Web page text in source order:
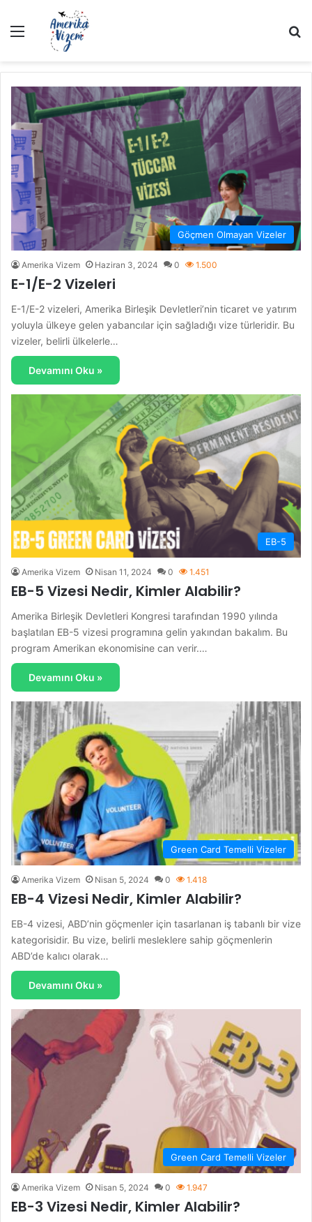
Menü
Göçmen Olmayan Vizeler
Amerika Vizem Haziran 3, 2024 0 1.500
E-1/E-2 Vizeleri
E-1/E-2 vizeleri, Amerika Birleşik Devletleri’nin ticaret ve yatırım
yoluyla ülkeye gelen yabancılar için sağladığı vize türleridir. Bu
vizeler, belirli ülkelerle…
Devamını Oku »
EB-5
Amerika Vizem Nisan 11, 2024 0 1.451
EB-5 Vizesi Nedir, Kimler Alabilir?
Amerika Birleşik Devletleri Kongresi tarafından 1990 yılında
başlatılan EB-5 vizesi programına gelin yakından bakalım. Bu
program Amerikan ekonomisine can verir.…
Devamını Oku »
Green Card Temelli Vizeler
Amerika Vizem Nisan 5, 2024 0 1.418
EB-4 Vizesi Nedir, Kimler Alabilir?
EB-4 vizesi, ABD’nin göçmenler için tasarlanan iş tabanlı bir vize
kategorisidir. Bu vize, belirli mesleklere sahip göçmenlerin
ABD’de kalıcı olarak…
Devamını Oku »
Green Card Temelli Vizeler
Amerika Vizem Nisan 5, 2024 0 1.947
EB-3 Vizesi Nedir, Kimler Alabilir?